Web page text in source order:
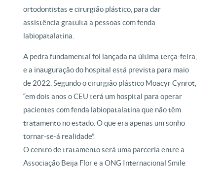
ortodontistas e cirurgião plástico, para dar
assistência gratuita a pessoas com fenda
labiopatalatina.
A pedra fundamental foi lançada na última terça-feira,
e a inauguração do hospital está prevista para maio
de 2022. Segundo o cirurgião plástico Moacyr Cynrot,
“em dois anos o CEU terá um hospital para operar
pacientes com fenda labiopatalatina que não têm
tratamento no estado. O que era apenas um sonho
tornar-se-á realidade”.
O centro de tratamento será uma parceria entre a
Associação Beija Flor e a ONG Internacional Smile